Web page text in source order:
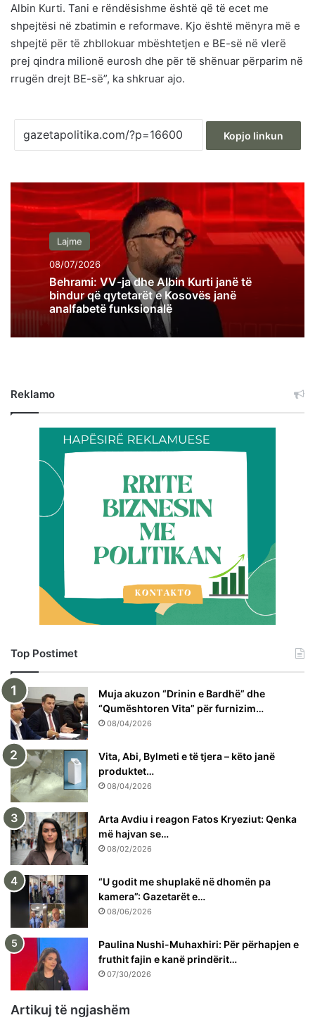
Albin Kurti. Tani e rëndësishme është që të ecet me
shpejtësi në zbatimin e reformave. Kjo është mënyra më e
shpejtë për të zhbllokuar mbështetjen e BE-së në vlerë
prej qindra milionë eurosh dhe për të shënuar përparim në
rrugën drejt BE-së”, ka shkruar ajo.
Kopjo linkun
Lajme
08/07/2026
Behrami: VV-ja dhe Albin Kurti janë të
bindur që qytetarët e Kosovës janë
analfabetë funksionalë
Reklamo
Top Postimet
Muja akuzon “Drinin e Bardhë” dhe
“Qumështoren Vita” për furnizim…
08/04/2026
Vita, Abi, Bylmeti e të tjera – këto janë
produktet…
08/04/2026
Arta Avdiu i reagon Fatos Kryeziut: Qenka
më hajvan se…
08/02/2026
“U godit me shuplakë në dhomën pa
kamera”: Gazetarët e…
08/06/2026
Paulina Nushi-Muhaxhiri: Për përhapjen e
fruthit fajin e kanë prindërit…
07/30/2026
Artikuj të ngjashëm